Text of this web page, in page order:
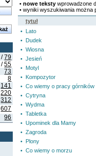
/79
/55
73
8
141
220
312
607
96
• nowe teksty wprowadzone
• wyniki wyszukiwania
tytuł
• Lato
• Dudek
• Wiosna
• Jesień
• Motyl
• Kompozytor
• Co wiemy o pracy górników
• Cytryna
• Wydma
• Tabletka
• Upominek dla Mamy
• Zagroda
• Plony
• Co wiemy o morzu